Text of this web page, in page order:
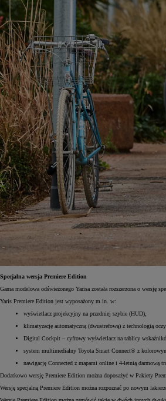
Od 105 300 zł
Corolla Hatchback
HYBRID
Specjalna wersja Premiere Edition
Gama modelowa odświeżonego Yarisa została rozszerzona o wersję
Yaris Premiere Edition jest wyposażony m.in. w:
wyświetlacz projekcyjny na przedniej szybie (HUD),
klimatyzację automatyczną (dwustrefową) z technologią
Digital Cockpit – cyfrowy wyświetlacz na tablicy
system multimedialny Toyota Smart Connect® z
nawigację Connected z mapami online i 4-letnią darmową
Dodatkowo wersję Premiere Edition można doposażyć w Pakiety
Wersję specjalną Premiere Edition można rozpoznać po nowym